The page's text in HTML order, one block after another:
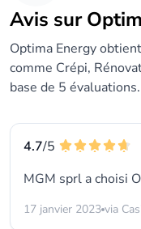
Avis sur
Optima Energy
comme Crépi,
base de 5 évaluations.
4.7/5
MGM sprl a choisi
17 janvier 2023 via